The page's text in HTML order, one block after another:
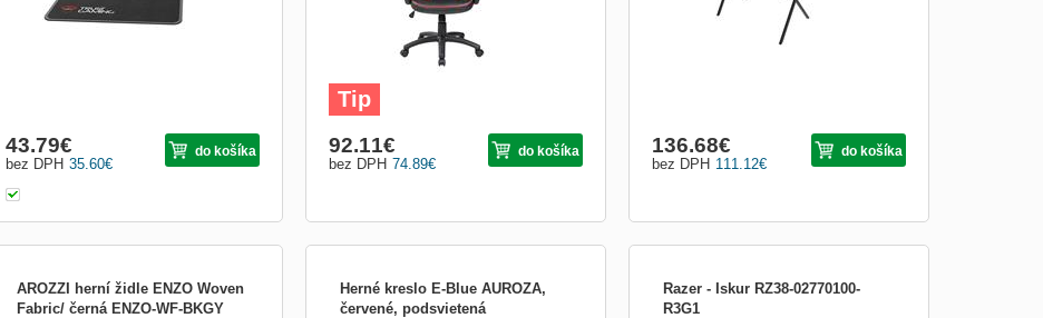
35.60€
bez DPH
43.79€ do košíka
74.89€
bez DPH
92.11€ do košíka
Tip
111.12€
bez DPH
136.68€ do košíka
AROZZI herní židle ENZO Woven
Fabric/ černá ENZO-WF-BKGY
Herné kreslo E-Blue AUROZA,
červené, podsvietená
Razer - Iskur RZ38-02770100-
R3G1